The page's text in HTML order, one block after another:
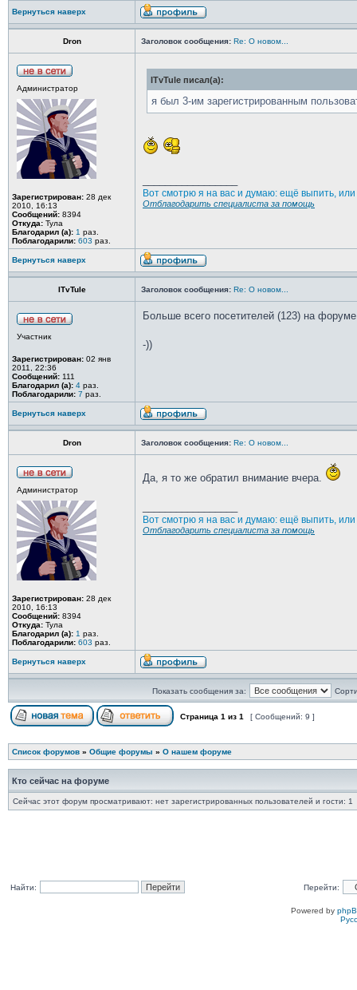
Вернуться наверх
Dron Заголовок сообщения: Re: О новом...
Администратор
Зарегистрирован: 28 дек
2010, 16:13
Сообщений: 8394
Откуда: Тула
Благодарил (а): 1 раз.
Поблагодарили: 603 раз.
ITvTule писал(а):
я был 3-им зарегистрированным
Вот смотрю я на вас и думаю: ещё выпить,
Отблагодарить специалиста за помощь
Вернуться наверх
ITvTule Заголовок сообщения: Re: О новом...
Участник
Зарегистрирован: 02 янв
2011, 22:36
Сообщений: 111
Благодарил (а): 4 раз.
Поблагодарили: 7 раз.
Больше всего посетителей (123) на
-))
Вернуться наверх
Dron Заголовок сообщения: Re: О новом...
Администратор
Зарегистрирован: 28 дек
2010, 16:13
Сообщений: 8394
Откуда: Тула
Благодарил (а): 1 раз.
Поблагодарили: 603 раз.
Да, я то же обратил внимание вчера.
Вот смотрю я на вас и думаю: ещё выпить,
Отблагодарить специалиста за помощь
Вернуться наверх
Показать сообщения за:
Страница 1 из 1 [ Сообщений: 9 ]
Список форумов » Общие форумы » О нашем форуме
Кто сейчас на форуме
Сейчас этот форум просматривают: нет зарегистрированных пользователей и гости: 1
Найти: Перейти:
Powered by